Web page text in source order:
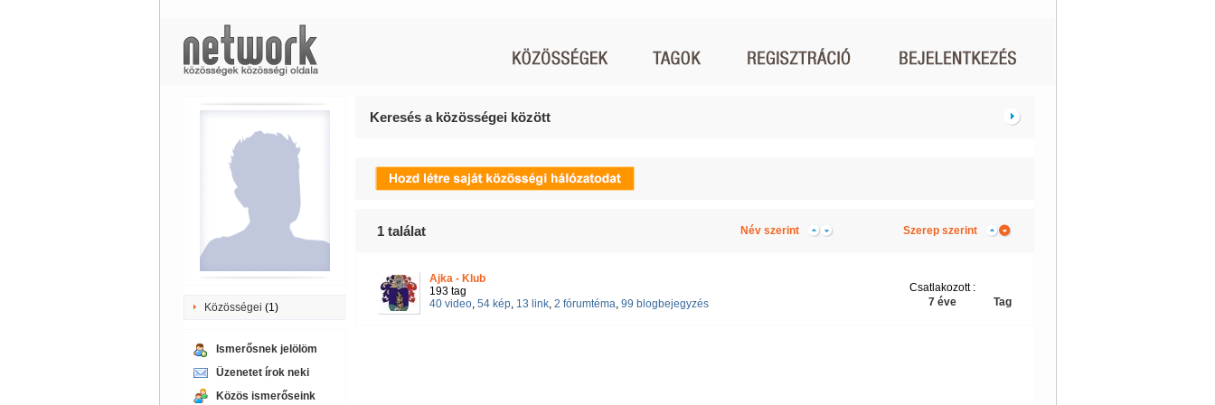
Közösségei (1)
Ismerősnek jelölöm
Üzenetet írok neki
Közös ismerőseink
Keresés a közösségei között
1találat Név szerint Szerep szerint
Ajka - Klub
193 tag
40 video, 54 kép, 13 link, 2 fórumtéma, 99 blogbejegyzés Tag
Csatlakozott :
7 éve